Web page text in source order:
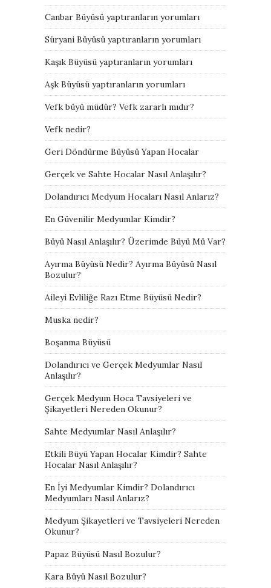
Canbar Büyüsü yaptıranların yorumları
Süryani Büyüsü yaptıranların yorumları
Kaşık Büyüsü yaptıranların yorumları
Aşk Büyüsü yaptıranların yorumları
Vefk büyü müdür? Vefk zararlı mıdır?
Vefk nedir?
Geri Döndürme Büyüsü Yapan Hocalar
Gerçek ve Sahte Hocalar Nasıl Anlaşılır?
Dolandırıcı Medyum Hocaları Nasıl Anlarız?
En Güvenilir Medyumlar Kimdir?
Büyü Nasıl Anlaşılır? Üzerimde Büyü Mü Var?
Ayırma Büyüsü Nedir? Ayırma Büyüsü Nasıl
Bozulur?
Aileyi Evliliğe Razı Etme Büyüsü Nedir?
Muska nedir?
Boşanma Büyüsü
Dolandırıcı ve Gerçek Medyumlar Nasıl
Anlaşılır?
Gerçek Medyum Hoca Tavsiyeleri ve
Şikayetleri Nereden Okunur?
Sahte Medyumlar Nasıl Anlaşılır?
Etkili Büyü Yapan Hocalar Kimdir? Sahte
Hocalar Nasıl Anlaşılır?
En İyi Medyumlar Kimdir? Dolandırıcı
Medyumları Nasıl Anlarız?
Medyum Şikayetleri ve Tavsiyeleri Nereden
Okunur?
Papaz Büyüsü Nasıl Bozulur?
Kara Büyü Nasıl Bozulur?